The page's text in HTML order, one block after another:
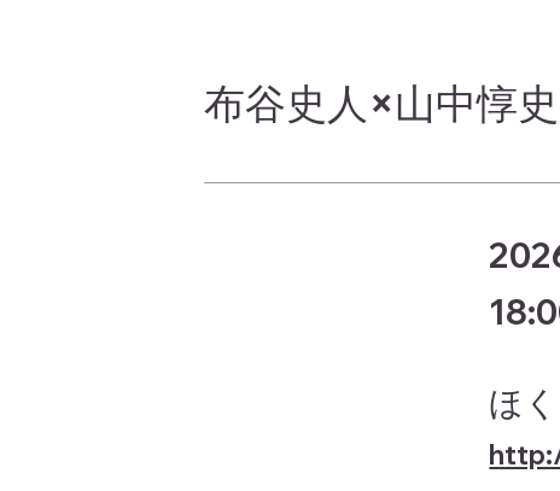
布谷史人×山中惇
ほ